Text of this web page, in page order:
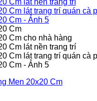
Men 20x20 Cm